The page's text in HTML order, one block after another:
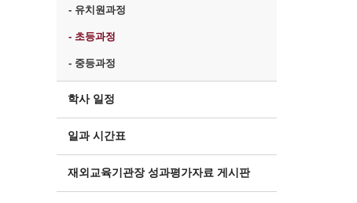
- 유치원과정
- 초등과정
- 중등과정
학사 일정
일과 시간표
재외교육기관장 성과평가자료 게시판